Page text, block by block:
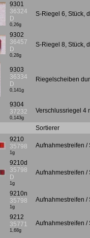
9301
36324
D
0,26g
S-Riegel 6, Stück,
9302
36457
D
0,28g
S-Riegel 8, Stück,
9303
36334
D
0,141g
Riegelscheiben
9304
37232
0,143g
Verschlussriegel 4
Sortierer
9210
35798
1g
Aufnahmestreifen /
9210d
35798
D
1g
Aufnahmestreifen /
9210n
35798
1g
Aufnahmestreifen /
9212
35771
1,68g
Aufnahmestreifen /